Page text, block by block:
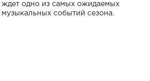
ждет одно из самых ожидаемых
музыкальных событий сезона.